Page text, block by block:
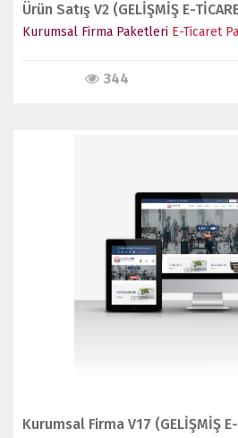
Kurumsal Firma Paketleri E-Ticaret
344
İNCELE
SATIN AL